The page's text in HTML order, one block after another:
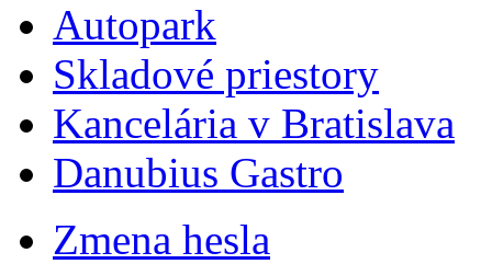
Autopark
Skladové priestory
Kancelária v Bratislava
Danubius Gastro
Zmena hesla